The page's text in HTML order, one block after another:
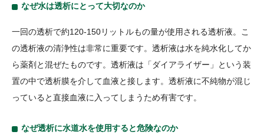
なぜ水は透析にとって大切なのか
一回の透析で約120-150リットルもの量が使用される透析液。こ
の透析液の清浄性は非常に重要です。透析液は水を純水化してか
ら薬剤と混ぜたものです。透析液は「ダイアライザー」という装
置の中で透析膜を介して血液と接します。透析液に不純物が混じ
っていると直接血液に入ってしまうため有害です。
なぜ透析に水道水を使用すると危険なのか